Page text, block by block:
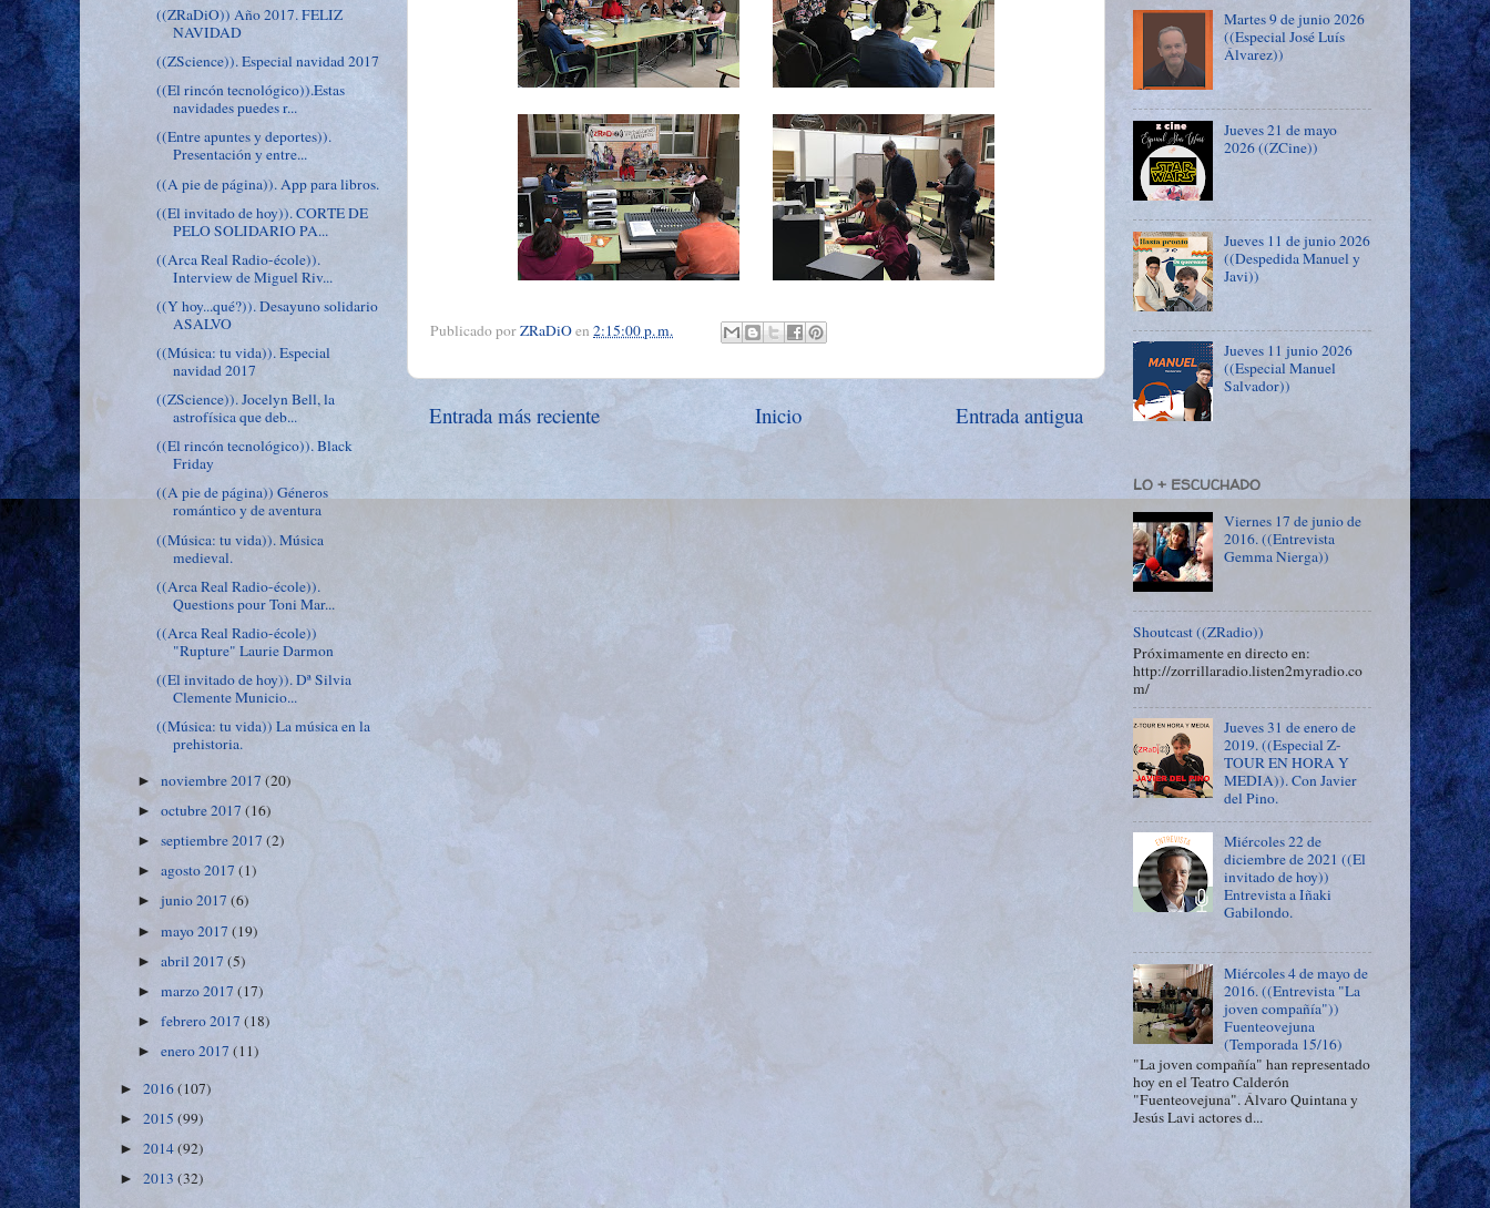
Publicado porZRaDiOen 2:15:00 p. m.
Entrada más reciente Entrada antigua
Inicio
((ZRaDiO)) Año 2017. FELIZ
NAVIDAD
((ZScience)). Especial navidad 2017
((El rincón tecnológico)).Estas
navidades puedes r...
((Entre apuntes y deportes)).
Presentación y entre...
((A pie de página)). App para libros.
((El invitado de hoy)). CORTE DE
PELO SOLIDARIO PA...
((Arca Real Radio-école)).
Interview de Miguel Riv...
((Y hoy...qué?)). Desayuno solidario
ASALVO
((Música: tu vida)). Especial
navidad 2017
((ZScience)). Jocelyn Bell, la
astrofísica que deb...
((El rincón tecnológico)). Black
Friday
((A pie de página)) Géneros
romántico y de aventura
((Música: tu vida)). Música
medieval.
((Arca Real Radio-école)).
Questions pour Toni Mar...
((Arca Real Radio-école))
"Rupture" Laurie Darmon
((El invitado de hoy)). Dª Silvia
Clemente Municio...
((Música: tu vida)) La música en la
prehistoria.
►noviembre 2017(20)
►octubre 2017(16)
►septiembre 2017(2)
►agosto 2017(1)
►junio 2017(6)
►mayo 2017(19)
►abril 2017(5)
►marzo 2017(17)
►febrero 2017(18)
►enero 2017(11)
► 2016(107)
► 2015 (99)
► 2014(92)
► 2013 (32)
Martes 9 de junio 2026
((Especial José Luís
Álvarez))
Jueves 21 de mayo
2026 ((ZCine))
Jueves 11 de junio 2026
((Despedida Manuel y
Javi))
Jueves 11 junio 2026
((Especial Manuel
Salvador))
LO + ESCUCHADO
Viernes 17 de junio de
2016. ((Entrevista
Gemma Nierga))
Shoutcast ((ZRadio))
Próximamente en directo en:
http://zorrillaradio.listen2myradio.co
m/
Jueves 31 de enero de
2019. ((Especial Z-
TOUR EN HORA Y
MEDIA)). Con Javier
del Pino.
Miércoles 22 de
diciembre de 2021 ((El
invitado de hoy))
Entrevista a Iñaki
Gabilondo.
Miércoles 4 de mayo de
2016. ((Entrevista "La
joven compañía"))
Fuenteovejuna
(Temporada 15/16)
"La joven compañía" han representado
hoy en el Teatro Calderón
"Fuenteovejuna". Álvaro Quintana y
Jesús Lavi actores d...